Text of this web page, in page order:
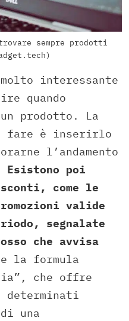
sempre prodotti
molto interessante
quando
prodotto. La
fare è inserirlo
l’andamento
Esistono poi
come le
valide
segnalate
che avvisa
la formula
che offre
una